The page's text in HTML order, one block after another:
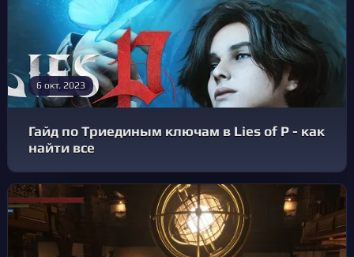
6 окт. 2023
Гайд по Триединым ключам в Lies of P - как
найти все